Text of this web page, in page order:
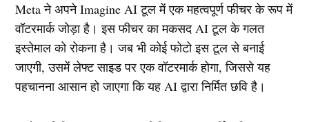
Meta ने अपने Imagine AI टूल में एक महत्वपूर्ण फीचर के रूप में
वॉटरमार्क जोड़ा है। इस फीचर का मकसद AI टूल के गलत
इस्तेमाल को रोकना है। जब भी कोई फोटो इस टूल से बनाई
जाएगी, उसमें लेफ्ट साइड पर एक वॉटरमार्क होगा, जिससे यह
पहचानना आसान हो जाएगा कि यह AI द्वारा निर्मित छवि है।